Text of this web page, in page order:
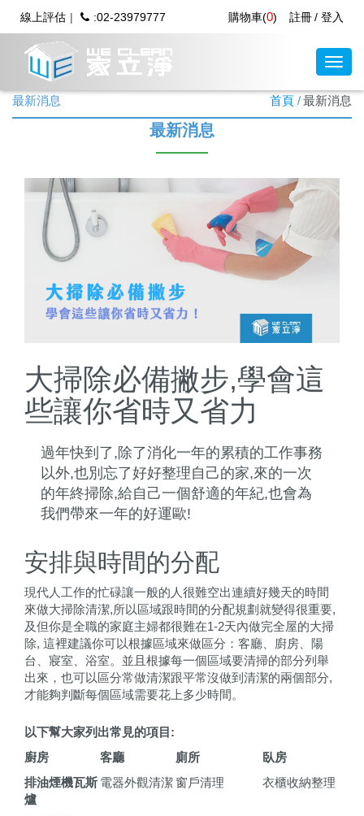
線上評估 :02-23979777 註冊 登入
購物車(0)
最新消息 首頁 最新消息
最新消息
大掃除必備撇步,學會這
些讓你省時又省力
過年快到了,除了消化一年的累積的工作事務
以外,也別忘了好好整理自己的家,來的一次
的年終掃除,給自己一個舒適的年紀,也會為
我們帶來一年的好運歐!
安排與時間的分配
現代人工作的忙碌讓一般的人很難空出連續好幾天的時間
來做大掃除清潔,所以區域跟時間的分配規劃就變得很重要,
及但你是全職的家庭主婦都很難在1-2天內做完全屋的大掃
除, 這裡建議你可以根據區域來做區分：客廳、廚房、陽
台、寢室、浴室。並且根據每一個區域要清掃的部分列舉
出來，也可以區分常做清潔跟平常沒做到清潔的兩個部分,
才能夠判斷每個區域需要花上多少時間。
以下幫大家列出常見的項目:
廚房
客廳 廁所
臥房
排油煙機瓦斯
爐
電器外觀清潔 窗戶清理 衣櫃收納整理